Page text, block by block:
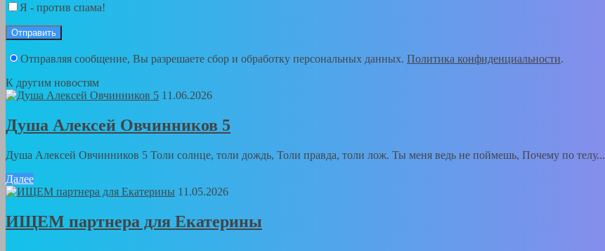
Я - против спама!
Отправляя сообщение, Вы разрешаете сбор и обработку персональных данных. Политика конфиденциальности.
К другим новостям
11.06.2026
Душа Алексей Овчинников 5
Душа Алексей Овчинников 5 Толи солнце, толи дождь, Толи правда, толи лож. Ты меня ведь не поймешь, Почему по телу...
Далее
11.05.2026
ИЩЕМ партнера для Екатерины